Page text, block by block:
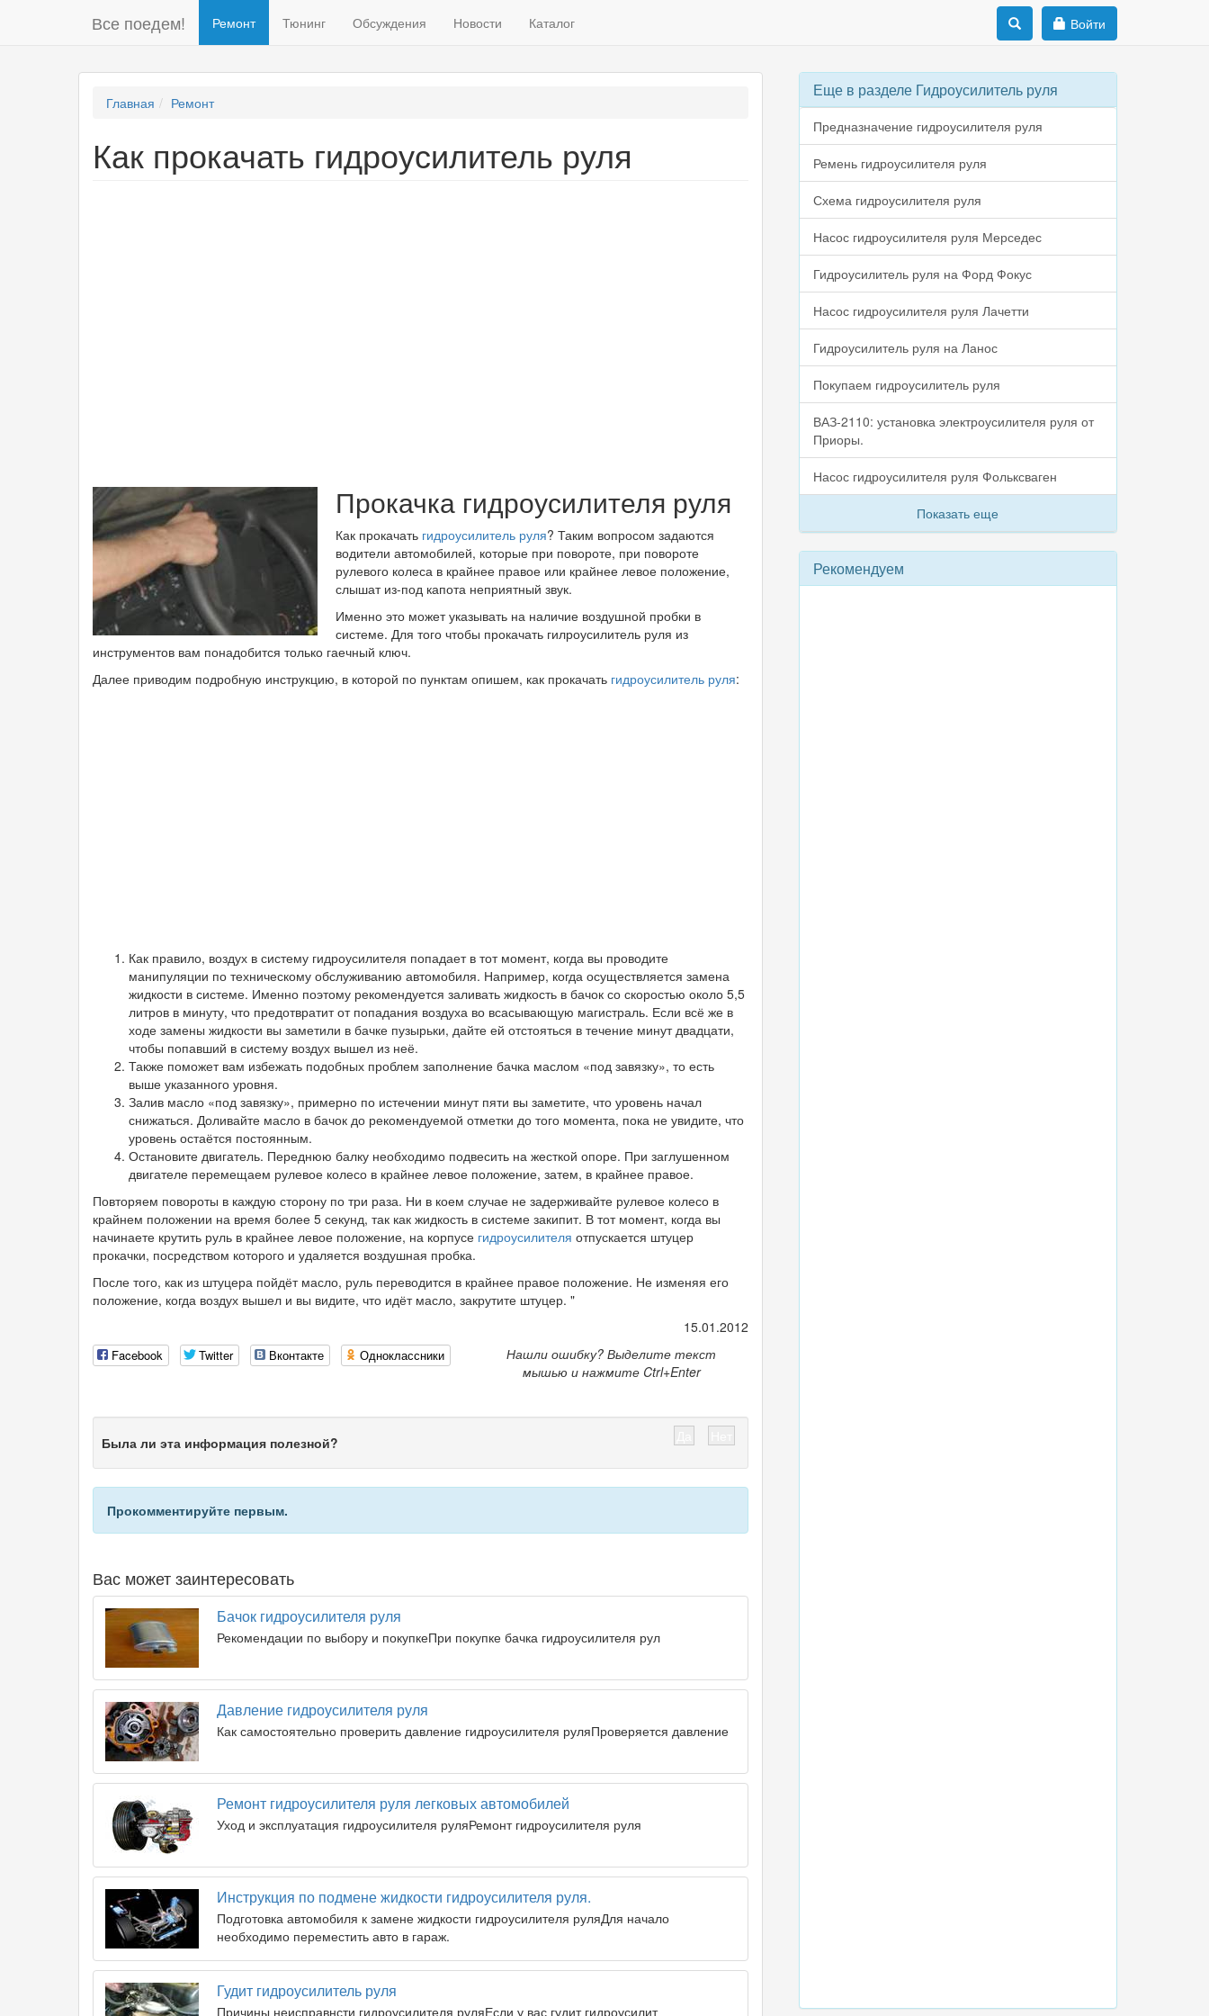
Все поедем! Ремонт Тюнинг Обсуждения Новости Каталог Войти
Главная Ремонт
Как прокачать гидроусилитель руля
Прокачка гидроусилителя руля
Как прокачать гидроусилитель руля? Таким вопросом задаются
водители автомобилей, которые при повороте, при повороте
рулевого колеса в крайнее правое или крайнее левое положение,
слышат из-под капота неприятный звук.
Именно это может указывать на наличие воздушной пробки в
системе. Для того чтобы прокачать гилроусилитель руля из
инструментов вам понадобится только гаечный ключ.
Далее приводим подробную инструкцию, в которой по пунктам опишем, как прокачать гидроусилитель руля:
Как правило, воздух в систему гидроусилителя попадает в тот момент, когда вы проводите
манипуляции по техническому обслуживанию автомобиля. Например, когда осуществляется замена
жидкости в системе. Именно поэтому рекомендуется заливать жидкость в бачок со скоростью около 5,5
литров в минуту, что предотвратит от попадания воздуха во всасывающую магистраль. Если всё же в
ходе замены жидкости вы заметили в бачке пузырьки, дайте ей отстояться в течение минут двадцати,
чтобы попавший в систему воздух вышел из неё.
Также поможет вам избежать подобных проблем заполнение бачка маслом «под завязку», то есть
выше указанного уровня.
Залив масло «под завязку», примерно по истечении минут пяти вы заметите, что уровень начал
снижаться. Доливайте масло в бачок до рекомендуемой отметки до того момента, пока не увидите, что
уровень остаётся постоянным.
Остановите двигатель. Переднюю балку необходимо подвесить на жесткой опоре. При заглушенном
двигателе перемещаем рулевое колесо в крайнее левое положение, затем, в крайнее правое.
Повторяем повороты в каждую сторону по три раза. Ни в коем случае не задерживайте рулевое колесо в
крайнем положении на время более 5 секунд, так как жидкость в системе закипит. В тот момент, когда вы
начинаете крутить руль в крайнее левое положение, на корпусе гидроусилителя отпускается штуцер
прокачки, посредством которого и удаляется воздушная пробка.
После того, как из штуцера пойдёт масло, руль переводится в крайнее правое положение. Не изменяя его
положение, когда воздух вышел и вы видите, что идёт масло, закрутите штуцер. "
15.01.2012
Facebook Twitter Вконтакте Одноклассники
Нашли ошибку? Выделите текст
мышью и нажмите Ctrl+Enter
Была ли эта информация полезной?
Прокомментируйте первым.
Вас может заинтересовать
Бачок гидроусилителя руля
Рекомендации по выбору и покупкеПри покупке бачка гидроусилителя рул
Давление гидроусилителя руля
Как самостоятельно проверить давление гидроусилителя руляПроверяется давление
Ремонт гидроусилителя руля легковых автомобилей
Уход и эксплуатация гидроусилителя руляРемонт гидроусилителя руля
Инструкция по подмене жидкости гидроусилителя руля.
Подготовка автомобиля к замене жидкости гидроусилителя руляДля начало
необходимо переместить авто в гараж.
Гудит гидроусилитель руля
Причины неисправнсти гидроусилителя руляЕсли у вас гудит гидроусилит
Еще в разделе Гидроусилитель руля
Предназначение гидроусилителя руля
Ремень гидроусилителя руля
Схема гидроусилителя руля
Насос гидроусилителя руля Мерседес
Гидроусилитель руля на Форд Фокус
Насос гидроусилителя руля Лачетти
Гидроусилитель руля на Ланос
Покупаем гидроусилитель руля
ВАЗ-2110: установка электроусилителя руля от
Приоры.
Насос гидроусилителя руля Фольксваген
Показать еще
Рекомендуем